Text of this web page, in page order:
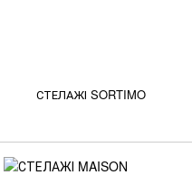
СТЕЛАЖІ SORTIMO